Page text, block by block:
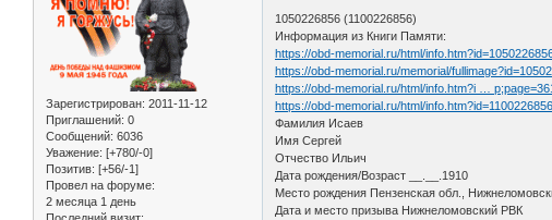
Зарегистрирован: 2011-11-12
Приглашений: 0
Сообщений: 6036
Уважение: [+780/-0]
Позитив: [+56/-1]
Провел на форуме:
2 месяца 1 день
1050226856 (1100226856)
Информация из Книги Памяти:
https://obd-memorial.ru/html/
https://obd-memorial.ru/memorial/
https://obd-memorial.ru/html/info.htm?i …
https://obd-memorial.ru/html/info.htm?id=1100226856
Фамилия Исаев
Имя Сергей
Отчество Ильич
Дата рождения/Возраст __.__.1910
Место рождения Пензенская обл.,
Дата и место призыва Нижнеломовский РВК